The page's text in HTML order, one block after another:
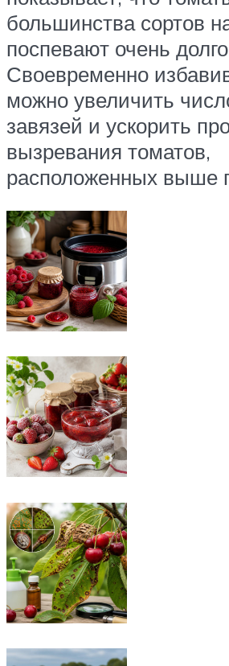
большинства сортов
поспевают очень
Своевременно
можно увеличить
завязей и ускорить
вызревания томатов,
расположенных выше